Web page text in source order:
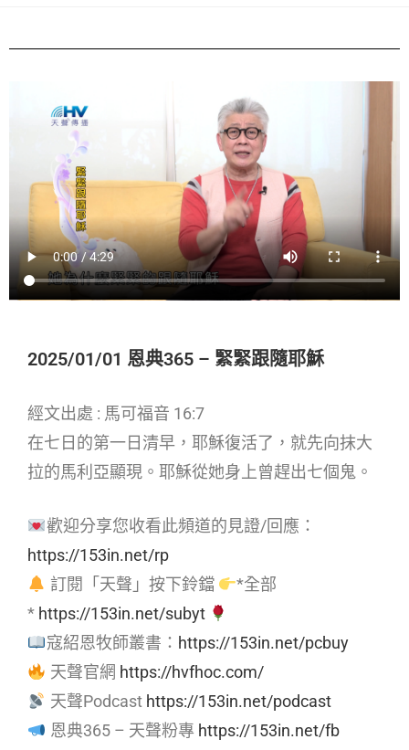
2025/01/01 恩典365 – 緊緊跟隨耶穌
經文出處 : 馬可福音 16:7
在七日的第一日清早，耶穌復活了，就先向抹大
拉的馬利亞顯現。耶穌從她身上曾趕出七個鬼。
歡迎分享您收看此頻道的見證/回應：
https://153in.net/rp
訂閱「天聲」按下鈴鐺
*全部
* https://153in.net/subyt
寇紹恩牧師叢書： https://153in.net/pcbuy
天聲官網 https://hvfhoc.com/
天聲Podcast https://153in.net/podcast
恩典365 – 天聲粉專 https://153in.net/fb